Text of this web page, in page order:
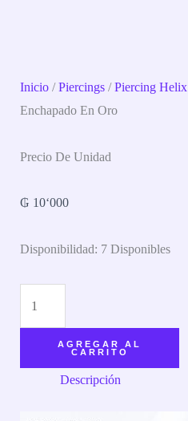
Inicio /Piercings /Piercing Helix
Enchapado En Oro
Precio De Unidad
₲ 10‘000
Disponibilidad: 7 Disponibles
AGREGAR AL
CARRITO
Descripción